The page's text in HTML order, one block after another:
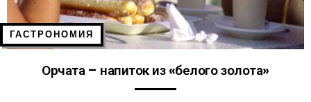
ГАСТРОНОМИЯ
Орчата – напиток из «белого золота»